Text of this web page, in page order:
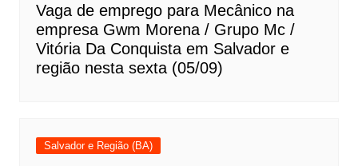
Vaga de emprego para Mecânico na
empresa Gwm Morena / Grupo Mc /
Vitória Da Conquista em Salvador e
região nesta sexta (05/09)
Salvador e Região (BA)